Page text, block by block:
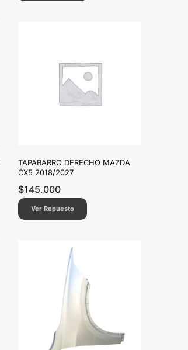
TAPABARRO DERECHO MAZDA
CX5 2018/2027
$145.000
Ver Repuesto